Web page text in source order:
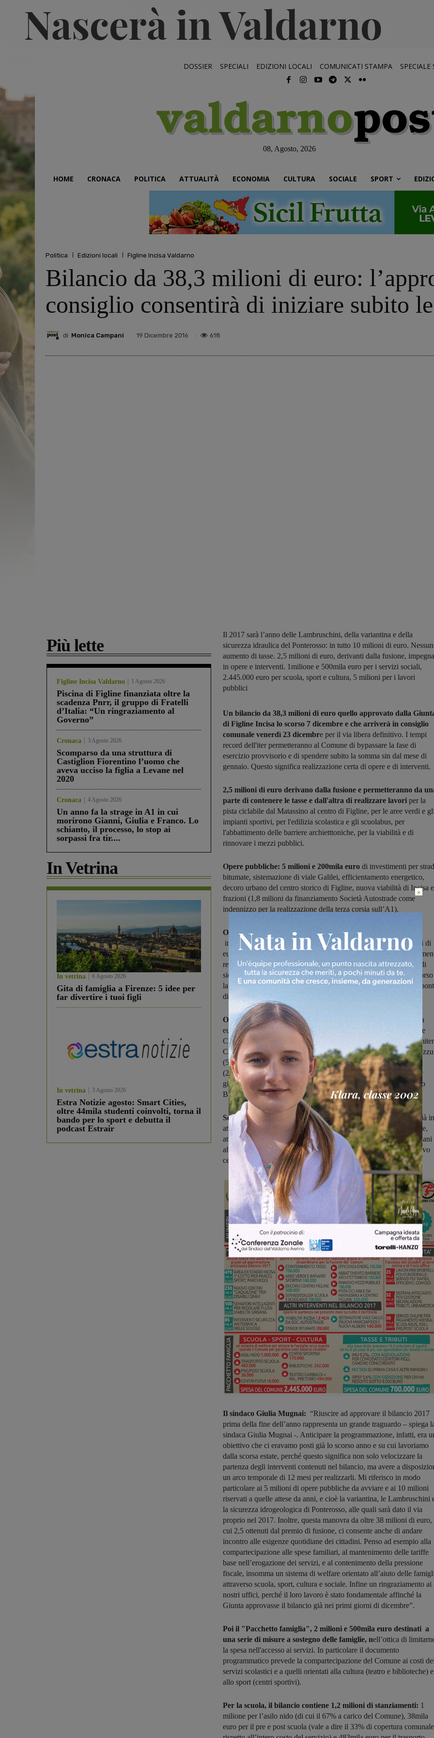
DOSSIER SPECIALI EDIZIONI LOCALI COMUNICATI STAMPA SPECIALE
08, Agosto, 2026
HOME CRONACA POLITICA ATTUALITÀ ECONOMIA CULTURA SOCIALE SPORT
Politica Edizioni locali Figline Incisa Valdarno
Bilancio da 38,3 milioni di euro:
consiglio consentirà di iniziare subito
di Monica Campani 19 Dicembre 2016 618
Più lette
Figline Incisa Valdarno 1 Agosto 2026
Piscina di Figline finanziata oltre la
scadenza Pnrr, il gruppo di Fratelli
d’Italia: “Un ringraziamento al
Governo”
Cronaca 3 Agosto 2026
Scomparso da una struttura di
Castiglion Fiorentino l’uomo che
aveva ucciso la figlia a Levane nel
2020
Cronaca 4 Agosto 2026
Un anno fa la strage in A1 in cui
morirono Gianni, Giulia e Franco. Lo
schianto, il processo, lo stop ai
sorpassi fra tir....
In Vetrina
In vetrina 6 Agosto 2026
Gita di famiglia a Firenze: 5 idee per
far divertire i tuoi figli
In vetrina 3 Agosto 2026
Estra Notizie agosto: Smart Cities,
oltre 44mila studenti coinvolti, torna il
bando per lo sport e debutta il
podcast Estrair
Il 2017 sarà l’anno delle Lambruschini, della variantina e della
sicurezza idraulica del Ponterosso: in tutto 10 milioni di euro. Nessun
aumento di tasse. 2,5 milioni di euro, derivanti dalla fusione,
in opere e interventi. 1milione e 500mila euro per i servizi sociali,
2.445.000 euro per scuola, sport e cultura, 5 milioni per i lavori
pubblici
Un bilancio da 38,3 milioni di euro quello approvato dalla
di Figline Incisa lo scorso 7 dicembre e che arriverà in consiglio
comunale venerdì 23 dicembre per il via libera definitivo. I tempi
record dell'iter permetteranno al Comune di bypassare la fase di
esercizio provvisorio e di spendere subito la somma sin dal mese di
gennaio. Questo significa realizzazione certa di opere e di interventi.
2,5 milioni di euro derivano dalla fusione e permetteranno da
parte di contenere le tasse e dall'altra di realizzare lavori per la
pista ciclabile dal Matassino al centro di Figline, per le aree verdi e
impianti sportivi, per l'edilizia scolastica e gli scuolabus, per
l'abbattimento delle barriere archietttoniche, per la viabilità e di
rinnovare i mezzi pubblici.
Opere pubbliche: 5 milioni e 200mila euro di investimenti per
bitumate, sistemazione di viale Galilei, efficientamento energetico,
decoro urbano del centro storico di Figline, nuova viabilità di Incisa e
frazioni (1,8 milioni da finanziamento Società Autostrade come
indennizzo per la realizzazione della terza corsia sull’A1).
Opere speciali attese da tempo e che nel 2017 partiranno:
interventi sul Centro Polifunzionale Lambruschini per 4,3 milioni di
euro di cui 1,5 milioni nel 2017 e i restanti 2,8 milioni di
regionale, l’ultimo tratto della “variantina” per 2,5 milioni, opere di
sicurezza idrogeologica sul torrente Ponterosso per le quali è in corso
la gara per il primo lotto da 500mila euro, che prevede lavori dal
di via Copernico fino al cantiere comunale dello Stecco.
Opere già in gara:abbattimento barriere architettoniche (130mila
euro), riqualificazione viale Marconi-Incisa (69mila), realizzazione
Ciclopista dell’Arno (487mila), manutenzione e ampliamento
Ciliegi (230mila), sistemazione Centro sportivo Borgonovo al
(55mila), riqualificazione passaggio pedonale stazione FS-Figline
(25mila), sistemazione aree verdi (100mila euro, di cui 40mila per
giardino Misericordia-Figline con giochi per disabili e per giardino
Burchio).
Servizi sociali, 1,5 milioni di euro:saranno mantenuti i servizi già in
atto come il baratto sociale, il progetto Migranti, il trasporto sociale,
attività di supporto e iniziative ricreativo-culturali dedicate ad anziani
altri soggetti svantaggiati e ne verranno realizzati altri come il nuovo
centro di socializzazione disabili “L’Aquilone”, da 230mila euro.
Il sindaco Giulia Mugnai: “Riuscire ad approvare il bilancio 2017
prima della fine dell’anno rappresenta un grande traguardo – spiega
sindaca Giulia Mugnai -. Anticipare la programmazione, infatti, era
obiettivo che ci eravamo posti già lo scorso anno e su cui lavoriamo
dalla scorsa estate, perché questo significa non solo velocizzare la
partenza degli interventi contenuti nel bilancio, ma avere a
un arco temporale di 12 mesi per realizzarli. Mi riferisco in modo
particolare ai 5 milioni di opere pubbliche da avviare e ai 10 milioni
riservati a quelle attese da anni, e cioè la variantina, le Lambruschini
la sicurezza idrogeologica di Ponterosso, alle quali sarà dato il via
proprio nel 2017. Inoltre, questa manovra da oltre 38 milioni di euro,
cui 2,5 ottenuti dal premio di fusione, ci consente anche di andare
incontro alle esigenze quotidiane dei cittadini. Penso ad esempio alla
compartecipazione alle spese familiari, al mantenimento delle tariffe
base nell’erogazione dei servizi, e al contenimento della pressione
fiscale, insomma un sistema di welfare orientato all’aiuto delle
attraverso scuola, sport, cultura e sociale. Infine un ringraziamento ai
nostri uffici, perché il loro lavoro è stato fondamentale affinché la
Giunta approvasse il bilancio già nei primi giorni di dicembre”.
Poi il "Pacchetto famiglia", 2 milioni e 500mila euro destinati a
una serie di misure a sostegno delle famiglie, nell’ottica di
la spesa nell'accesso ai servizi. In particolare il documento
programmatico prevede la compartecipazione del Comune ai costi
servizi scolastici e a quelli orientati alla cultura (teatro e biblioteche) e
allo sport (centri sportivi).
Per la scuola, il bilancio contiene 1,2 milioni di stanziamenti: 1
milione per l’asilo nido (di cui il 67% a carico del Comune), 38mila
euro per il pre e post scuola (vale a dire il 33% di copertura comunale
×